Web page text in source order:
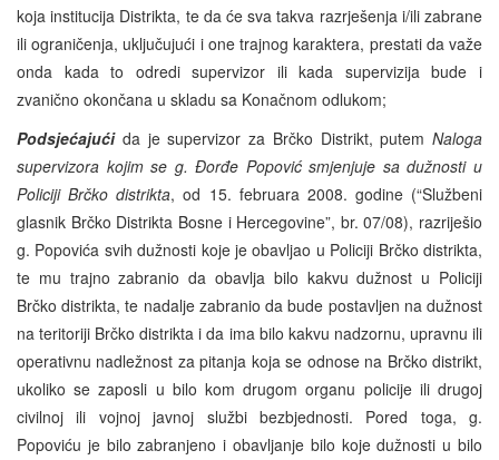
koja institucija Distrikta, te da će sva takva razrješenja i/ili zabrane
ili ograničenja, uključujući i one trajnog karaktera, prestati da važe
onda kada to odredi supervizor ili kada supervizija bude i
zvanično okončana u skladu sa Konačnom odlukom;
Podsjećajući da je supervizor za Brčko Distrikt, putem Naloga
supervizora kojim se g. Đorđe Popović smjenjuje sa dužnosti u
Policiji Brčko distrikta, od 15. februara 2008. godine (“Službeni
glasnik Brčko Distrikta Bosne i Hercegovine”, br. 07/08), razriješio
g. Popovića svih dužnosti koje je obavljao u Policiji Brčko distrikta,
te mu trajno zabranio da obavlja bilo kakvu dužnost u Policiji
Brčko distrikta, te nadalje zabranio da bude postavljen na dužnost
na teritoriji Brčko distrikta i da ima bilo kakvu nadzornu, upravnu ili
operativnu nadležnost za pitanja koja se odnose na Brčko distrikt,
ukoliko se zaposli u bilo kom drugom organu policije ili drugoj
civilnoj ili vojnoj javnoj službi bezbjednosti. Pored toga, g.
Popoviću je bilo zabranjeno i obavljanje bilo koje dužnosti u bilo